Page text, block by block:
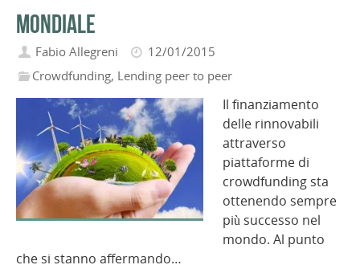
mondiale
Fabio Allegreni
12/01/2015
Crowdfunding, Lending peer to peer
Il finanziamento
delle rinnovabili
attraverso
piattaforme di
crowdfunding sta
ottenendo sempre
più successo nel
mondo. Al punto
che si stanno affermando…